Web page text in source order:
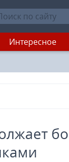
Интересное